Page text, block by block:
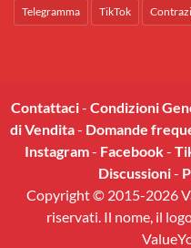
Telegramma TikTok
Contattaci- Condizioni
di Vendita- Domande
Instagram- Facebook-
Discussioni-
Copyright © 2015-2026
riservati. Il nome, il